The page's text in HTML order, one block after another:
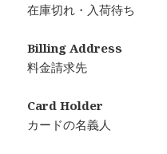
在庫切れ・入荷待ち
Billing Address
料金請求先
Card Holder
カードの名義人